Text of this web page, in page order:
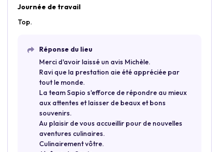
Journée de travail
Top.
Réponse du lieu
Merci d'avoir laissé un avis Michèle.
Ravi que la prestation aie été appréciée par
tout le monde.
La team Sapio s'efforce de répondre au mieux
aux attentes et laisser de beaux et bons
souvenirs.
Au plaisir de vous accueillir pour de nouvelles
aventures culinaires.
Culinairement vôtre.